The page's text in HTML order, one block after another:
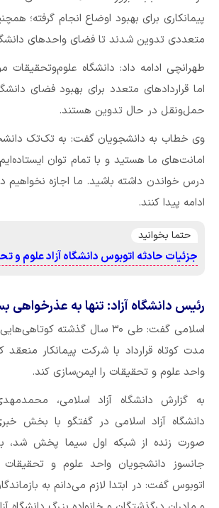
پیمانکاری برای بهبود اوضاع انجام گرفته؛
متعددی تدوین شدند تا فضای واحدهای
طهرانچی ادامه داد: دانشگاه
اما قراردادهای متعدد برای بهبود فضای
حمل‌ونقل در حال تدوین هستند.
وی خطاب به دانشجویان گفت: به تک‌تک
امانت‌های ما هستید و با تمام توان
درس خواندن داشته باشید. ما اجازه نخواهیم
ادامه پیدا کنند.
حتما بخوانید
جزئیات حادثه اتوبوس دانشگاه آزاد علوم و
رئیس دانشگاه آزاد: تنها به عذرخواهی
اسلامی گفت: طی ۳۰ سال گذشته
واحد علوم و تحقیقات را ایمن‌سازی کند.
به گزارش دانشگاه آزاد اسلامی،
صورت زنده از شبکه اول سیما پخش شد،
جانسوز دانشجویان واحد علوم و تحقیقات
اتوبوس گفت: در ابتدا لازم می‌دانم به